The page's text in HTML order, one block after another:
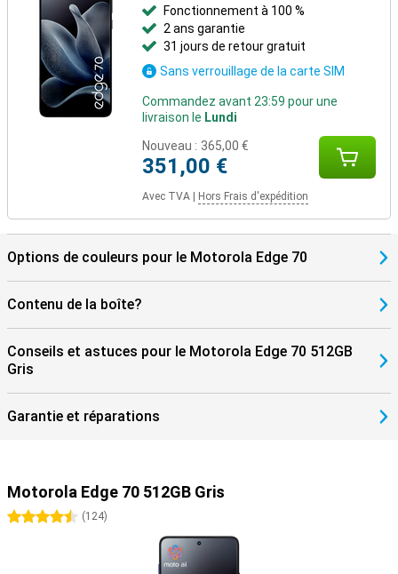
Fonctionnement à 100 %
2 ans garantie
31 jours de retour gratuit
Sans verrouillage de la carte SIM
Commandez avant 23:59 pour une
livraison le Lundi
Nouveau : 365,00 €
351,00 €
Avec TVA Hors Frais d'expédition
Options de couleurs pour le Motorola Edge 70
Contenu de la boîte?
Conseils et astuces pour le Motorola Edge 70 512GB
Gris
Garantie et réparations
Motorola Edge 70 512GB Gris
4.5 étoiles
(124)